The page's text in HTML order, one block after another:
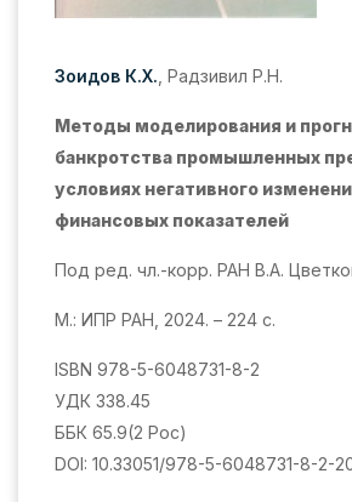
Зоидов К.Х. , Радзивил Р.Н.
Методы моделирования и
банкротства промышленных
условиях негативного
финансовых показателей
Под ред. чл.-корр. РАН В.А.
М.: ИПР РАН, 2024. – 224 с.
ISBN 978-5-6048731-8-2
УДК 338.45
ББК 65.9(2 Рос)
DOI: 10.33051/978-5-6048731-8-2-